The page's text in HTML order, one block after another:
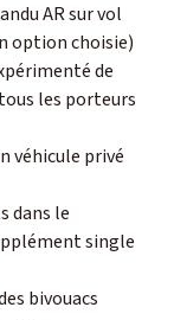
AR sur vol
option choisie)
de
les porteurs
véhicule privé
dans le
single
bivouacs